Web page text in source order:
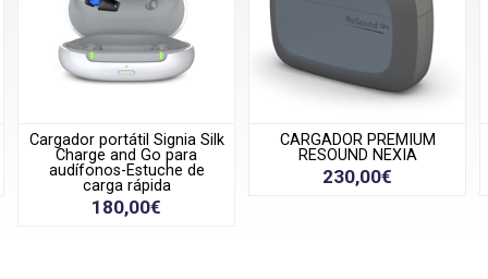
CARGADOR PREMIUM
RESOUND NEXIA
230,00€
CARGADOR SIGNIA
IX CHARGER
195,00€